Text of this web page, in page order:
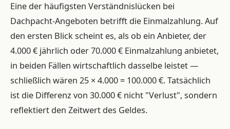
Eine der häufigsten Verständnislücken bei
Dachpacht-Angeboten betrifft die Einmalzahlung. Auf
den ersten Blick scheint es, als ob ein Anbieter, der
4.000 € jährlich oder 70.000 € Einmalzahlung anbietet,
in beiden Fällen wirtschaftlich dasselbe leistet —
schließlich wären 25 × 4.000 = 100.000 €. Tatsächlich
ist die Differenz von 30.000 € nicht "Verlust", sondern
reflektiert den Zeitwert des Geldes.